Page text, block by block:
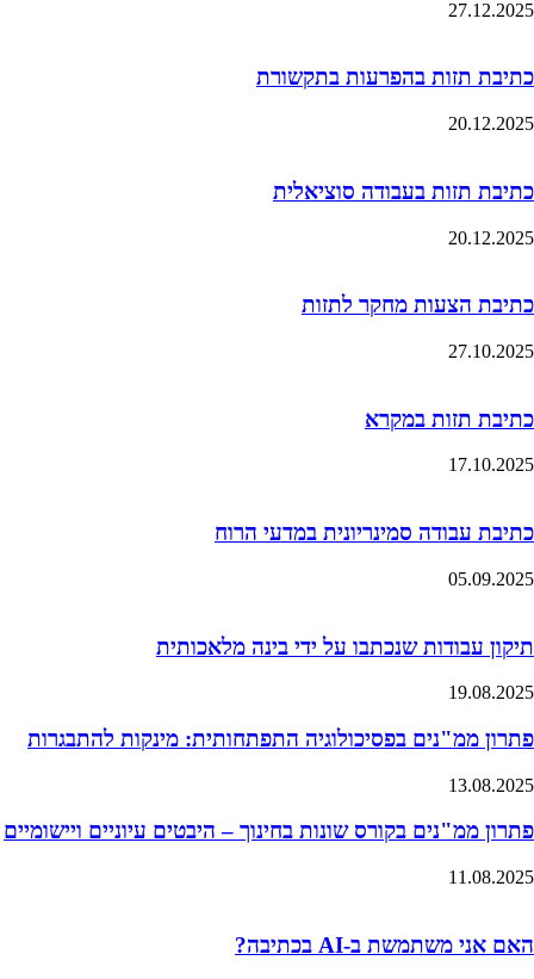
27.12.2025
כתיבת תזות בהפרעות בתקשורת
20.12.2025
כתיבת תזות בעבודה סוציאלית
20.12.2025
כתיבת הצעות מחקר לתזות
27.10.2025
כתיבת תזות במקרא
17.10.2025
כתיבת עבודה סמינריונית במדעי הרוח
05.09.2025
תיקון עבודות שנכתבו על ידי בינה מלאכותית
19.08.2025
פתרון ממ"נים בפסיכולוגיה התפתחותית: מינקות להתבגרות
13.08.2025
פתרון ממ"נים בקורס שונות בחינוך – היבטים עיוניים ויישומיים
11.08.2025
האם אני משתמשת ב-AI בכתיבה?